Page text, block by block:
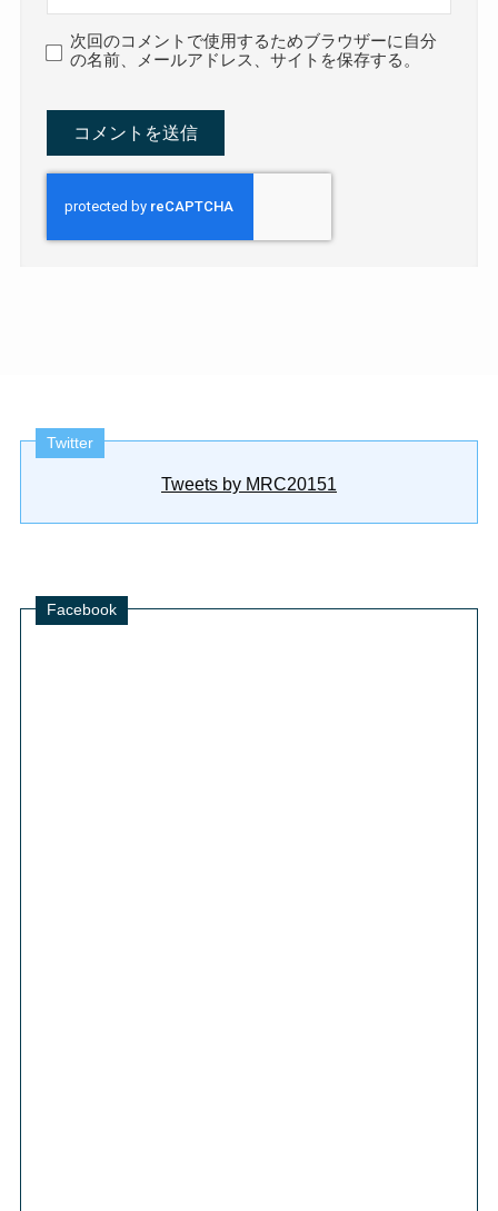
次回のコメントで使用するためブラウザーに自分
の名前、メールアドレス、サイトを保存する。
Twitter
Tweets by MRC20151
Facebook